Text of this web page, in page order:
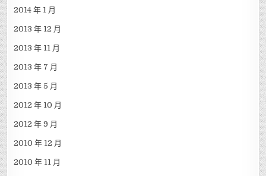
2014 年 1 月
2013 年 12 月
2013 年 11 月
2013 年 7 月
2013 年 5 月
2012 年 10 月
2012 年 9 月
2010 年 12 月
2010 年 11 月